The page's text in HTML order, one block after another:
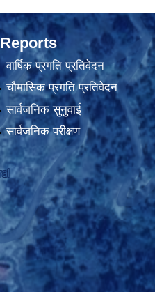
Reports
वार्षिक प्रगति प्रतिवेदन
चौमासिक प्रगति प्रतिवेदन
सार्वजनिक सुनुवाई
सार्वजनिक परीक्षण